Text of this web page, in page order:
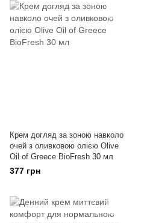
Крем догляд за зоною навколо
очей з оливковою олією Olive
Oil of Greece BioFresh 30 мл
377 грн